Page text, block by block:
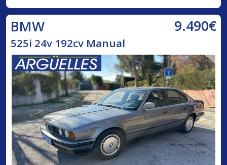
BMW 9.490€
525i 24v 192cv Manual